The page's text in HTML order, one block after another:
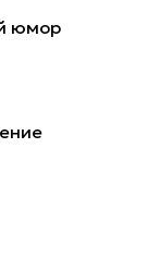
юмор